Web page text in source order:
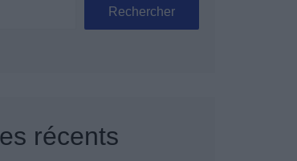
Rechercher
récents